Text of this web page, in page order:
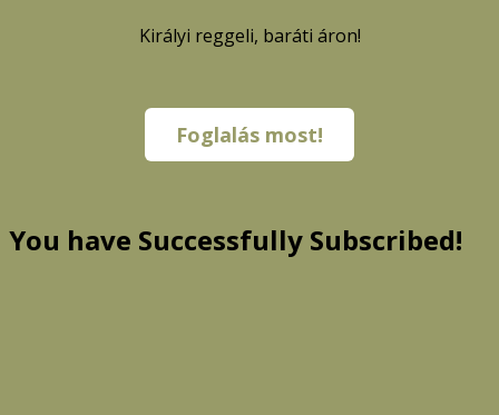
Királyi reggeli, baráti áron!
Foglalás most!
You have Successfully Subscribed!